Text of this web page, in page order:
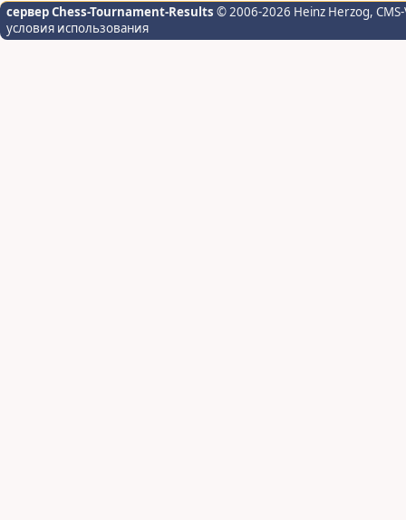
сервер Chess-Tournament-Results © 2006-2026 Heinz Herzog,
условия использования